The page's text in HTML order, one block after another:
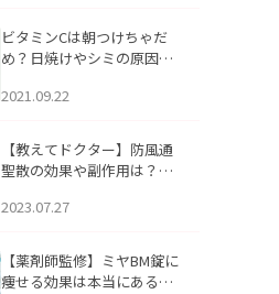
ビタミンCは朝つけちゃだ
め？日焼けやシミの原因に
2021.09.22
【教えてドクター】防風通
聖散の効果や副作用は？長
2023.07.27
【薬剤師監修】ミヤBM錠に
痩せる効果は本当にある